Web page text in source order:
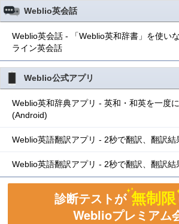
Weblio英会話
Weblio英会話 - 「Weblio英和辞書」を使い
ライン英会話
Weblio公式アプリ
Weblio英和辞典アプリ - 英和・和英を一度
(Android)
Weblio英語翻訳アプリ - 2秒で翻訳、翻訳
Weblio英語翻訳アプリ - 2秒で翻訳、翻訳結
診断テストが 無制限
Weblioプレミアム